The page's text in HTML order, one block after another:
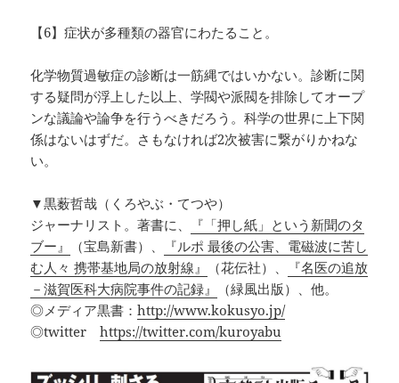
【6】症状が多種類の器官にわたること。
化学物質過敏症の診断は一筋縄ではいかない。診断に関
する疑問が浮上した以上、学閥や派閥を排除してオープ
ンな議論や論争を行うべきだろう。科学の世界に上下関
係はないはずだ。さもなければ2次被害に繋がりかねな
い。
▼黒薮哲哉（くろやぶ・てつや）
ジャーナリスト。著書に、
『「押し紙」という新聞のタ
ブー』
（宝島新書）、
『ルポ 最後の公害、電磁波に苦し
む人々 携帯基地局の放射線』
（花伝社）、
『名医の追放
－滋賀医科大病院事件の記録』
（緑風出版）、他。
◎メディア黒書：http://www.kokusyo.jp/
◎twitterhttps://twitter.com/kuroyabu